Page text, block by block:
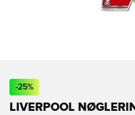
-25%
LIVERPOOL